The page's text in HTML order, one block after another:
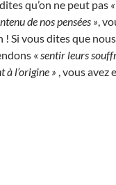
dites qu’on ne peut pas
de nos pensées » ,
Si vous dites que nous
« sentir leurs
à l’origine » , vous avez